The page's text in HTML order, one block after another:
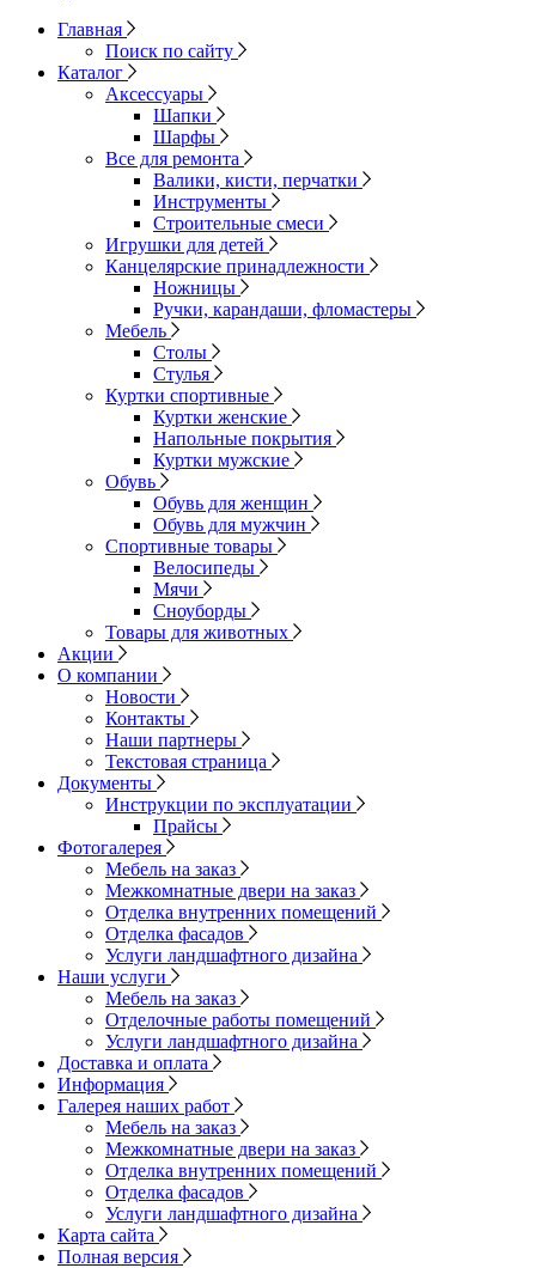
Главная
Поиск по сайту
Каталог
Аксессуары
Шапки
Шарфы
Все для ремонта
Валики, кисти, перчатки
Инструменты
Строительные смеси
Игрушки для детей
Канцелярские принадлежности
Ножницы
Ручки, карандаши, фломастеры
Мебель
Столы
Стулья
Куртки спортивные
Куртки женские
Напольные покрытия
Куртки мужские
Обувь
Обувь для женщин
Обувь для мужчин
Спортивные товары
Велосипеды
Мячи
Сноуборды
Товары для животных
Акции
О компании
Новости
Контакты
Наши партнеры
Текстовая страница
Документы
Инструкции по эксплуатации
Прайсы
Фотогалерея
Мебель на заказ
Межкомнатные двери на заказ
Отделка внутренних помещений
Отделка фасадов
Услуги ландшафтного дизайна
Наши услуги
Мебель на заказ
Отделочные работы помещений
Услуги ландшафтного дизайна
Доставка и оплата
Информация
Галерея наших работ
Мебель на заказ
Межкомнатные двери на заказ
Отделка внутренних помещений
Отделка фасадов
Услуги ландшафтного дизайна
Карта сайта
Полная версия